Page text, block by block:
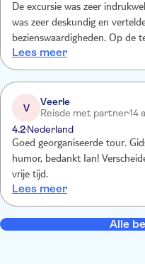
De excursie was zeer
was zeer deskundig en
bezienswaardigheden. Op de terugweg deed de airco het niet in de
bus, deze werd binnen no
werkende airco.
Lees meer
V
Veerle
Reisde met partner14
4.2Nederland
Goed georganiseerde tour.
humor, bedankt Ian!
vrije tijd.
Lees meer
Alle